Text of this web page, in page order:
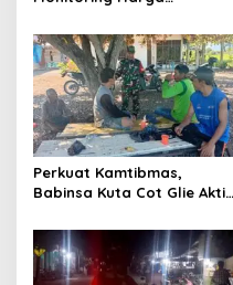
Stabilitas dan
Ketersediaan Bahan Pokok
Perkuat Kamtibmas,
Babinsa Kuta Cot Glie Aktif
Ketertiban Desa